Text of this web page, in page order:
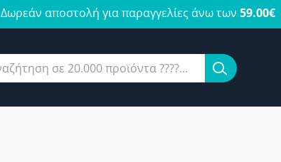
Δωρεάν αποστολή για παραγγελίες άνω των 59.00€